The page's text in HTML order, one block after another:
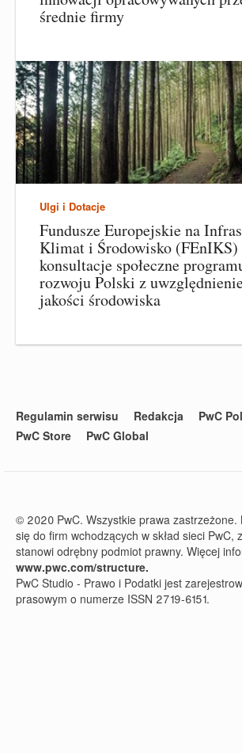
średnie firmy
Ulgi i Dotacje
Fundusze Europejskie na
Klimat i Środowisko (FEnIKS)
konsultacje społeczne
rozwoju Polski z
jakości środowiska
Regulamin serwisu Redakcja
PwC
PwC Store
PwC Global
© 2020 PwC. Wszystkie prawa zastrzeżone.
się do firm wchodzących w skład sieci PwC,
stanowi odrębny podmiot prawny. Więcej
www.pwc.com/structure.
PwC Studio - Prawo i Podatki jest
prasowym o numerze ISSN 2719-6151.